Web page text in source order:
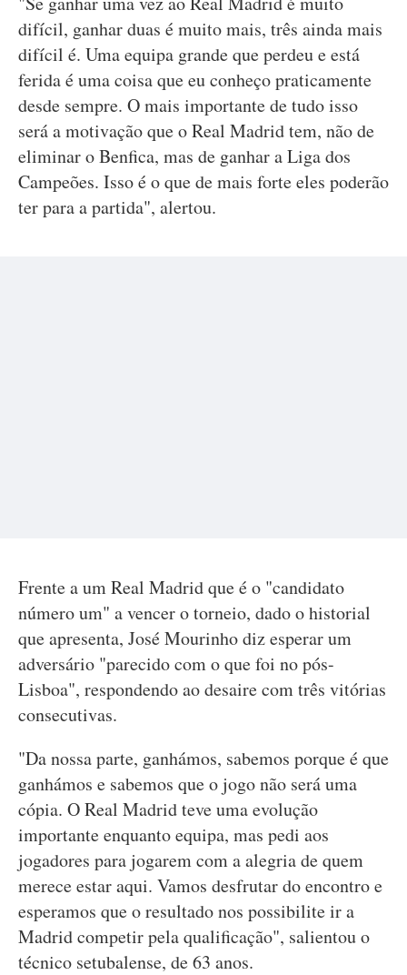
difícil, ganhar duas é muito mais, três ainda mais
difícil é. Uma equipa grande que perdeu e está
ferida é uma coisa que eu conheço praticamente
desde sempre. O mais importante de tudo isso
será a motivação que o Real Madrid tem, não de
eliminar o Benfica, mas de ganhar a Liga dos
Campeões. Isso é o que de mais forte eles poderão
ter para a partida", alertou.
Frente a um Real Madrid que é o "candidato
número um" a vencer o torneio, dado o historial
que apresenta, José Mourinho diz esperar um
adversário "parecido com o que foi no pós-
Lisboa", respondendo ao desaire com três vitórias
consecutivas.
"Da nossa parte, ganhámos, sabemos porque é que
ganhámos e sabemos que o jogo não será uma
cópia. O Real Madrid teve uma evolução
importante enquanto equipa, mas pedi aos
jogadores para jogarem com a alegria de quem
merece estar aqui. Vamos desfrutar do encontro e
esperamos que o resultado nos possibilite ir a
Madrid competir pela qualificação", salientou o
técnico setubalense, de 63 anos.